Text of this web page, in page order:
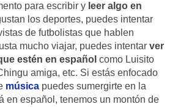
para escribir y leer algo en
los deportes, puedes intentar
de futbolistas que hablen
mucho viajar, puedes intentar ver
estén en español como Luisito
amiga, etc. Si estás enfocado
música puedes sumergirte en la
en español, tenemos un montón de